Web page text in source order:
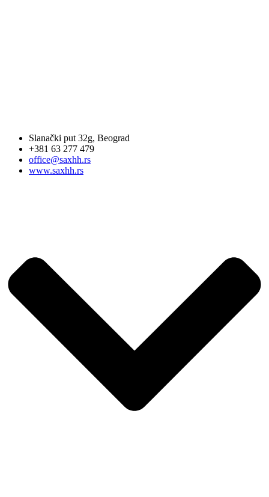
Slanački put 32g, Beograd
+381 63 277 479
office@saxhh.rs
www.saxhh.rs